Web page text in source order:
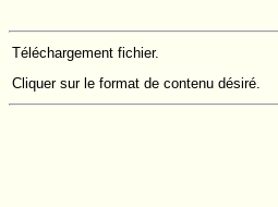
Téléchargement fichier.
Cliquer sur le format de contenu désiré.